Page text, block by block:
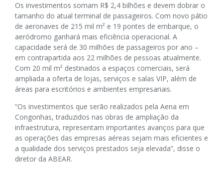
Os investimentos somam R$ 2,4 bilhões e devem dobrar o
tamanho do atual terminal de passageiros. Com novo pátio
de aeronaves de 215 mil m² e 19 pontes de embarque, o
aeródromo ganhará mais eficiência operacional. A
capacidade será de 30 milhões de passageiros por ano –
em contrapartida aos 22 milhões de pessoas atualmente.
Com 20 mil m² destinados a espaços comerciais, será
ampliada a oferta de lojas, serviços e salas VIP, além de
áreas para escritórios e ambientes empresariais.
“Os investimentos que serão realizados pela Aena em
Congonhas, traduzidos nas obras de ampliação da
infraestrutura, representam importantes avanços para que
as operações das empresas aéreas sejam mais eficientes e
a qualidade dos serviços prestados seja elevada”, disse o
diretor da ABEAR.